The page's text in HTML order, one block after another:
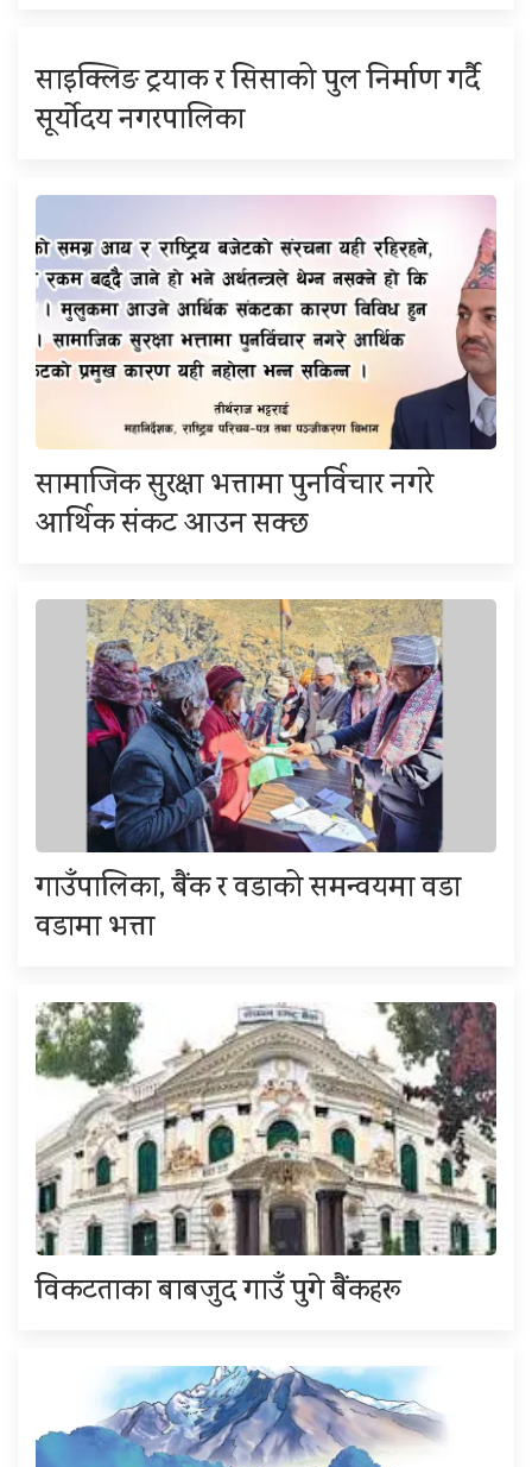
साइक्लिङ ट्रयाक र सिसाको पुल निर्माण गर्दै
सूर्योदय नगरपालिका
सामाजिक सुरक्षा भत्तामा पुनर्विचार नगरे
आर्थिक संकट आउन सक्छ
गाउँपालिका, बैंक र वडाको समन्वयमा वडा
वडामा भत्ता
विकटताका बाबजुद गाउँ पुगे बैंकहरू